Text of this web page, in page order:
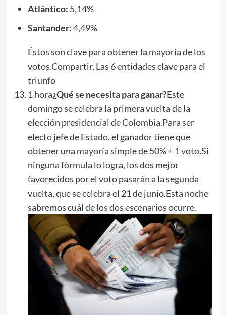
Atlántico: 5,14%
Santander:4,49%
Éstos son clave para obtener la mayoría de los
votos.Compartir, Las 6 entidades clave para el
triunfo
1 hora¿Qué se necesita para ganar?Este
domingo se celebra la primera vuelta de la
elección presidencial de Colombia.Para ser
electo jefe de Estado, el ganador tiene que
obtener una mayoría simple de 50% + 1 voto.Si
ninguna fórmula lo logra, los dos mejor
favorecidos por el voto pasarán a la segunda
vuelta, que se celebra el 21 de junio.Esta noche
sabremos cuál de los dos escenarios ocurre.